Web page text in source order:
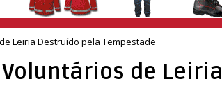
Leiria Destruído pela Tempestade
de Leiria